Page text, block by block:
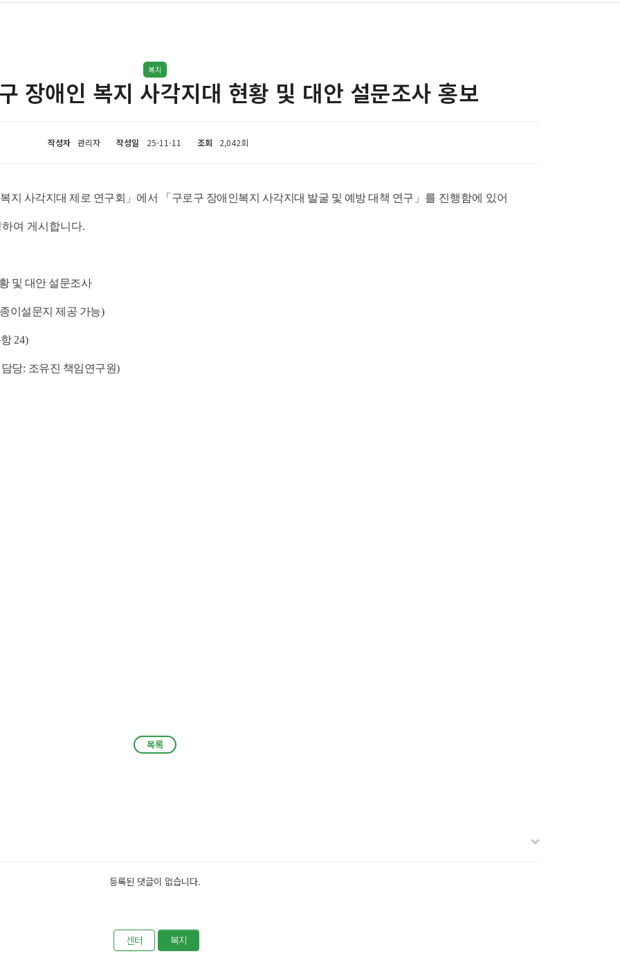
복지
장애인 복지 사각지대 현황 및 대안 설문조사 홍보
작성자 관리자 작성일 25-11-11 조회 2,042회
지 사각지대 제로 연구회 」 에서 「 구로구 장애인복지 사각지대 발굴 및 예방 대책 연구 」를 진행함에 있어
여 게시합니다.
및 대안 설문조사
이설문지 제공 가능)
24)
담당: 조유진 책임연구원)
목록
등록된 댓글이 없습니다.
센터 복지